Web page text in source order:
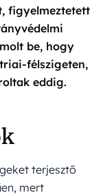
figyelmeztetett
be, hogy
félszigeten,
eddig.
terjesztő
mert